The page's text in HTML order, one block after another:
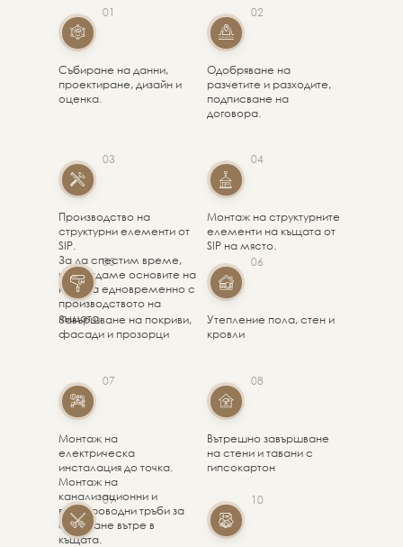
01
Събиране на данни,
проектиране, дизайн и
оценка.
02
Одобряване на
разчетите и разходите,
подписване на
договора.
03
Производство на
структурни елементи от
SIP.
За да спестим време,
изграждаме основите на
къщата едновременно с
производството на
къщата.
04
Монтаж на структурните
елементи на къщата от
SIP на място.
05
Завършване на покриви,
фасади и прозорци
06
Утепление пола, стен и
кровли
07
Монтаж на
електрическа
инсталация до точка.
Монтаж на
канализационни и
водопроводни тръби за
свързване вътре в
къщата.
08
Вътрешно завършване
на стени и тавани с
гипсокартон
09 10